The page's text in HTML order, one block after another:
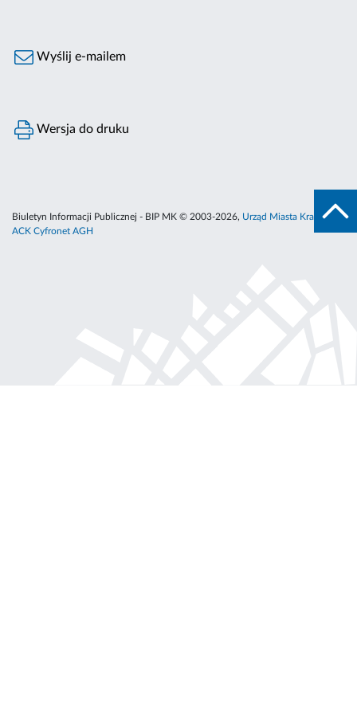
Wyślij e-mailem
Wersja do druku
Biuletyn Informacji Publicznej - BIP MK © 2003-2026, Urząd Miasta Krakowa
ACK Cyfronet AGH